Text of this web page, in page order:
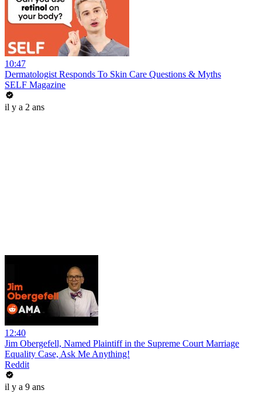
10:47
Dermatologist Responds To Skin Care Questions & Myths
SELF Magazine
il y a 2 ans
12:40
Jim Obergefell, Named Plaintiff in the Supreme Court Marriage
Equality Case, Ask Me Anything!
Reddit
il y a 9 ans